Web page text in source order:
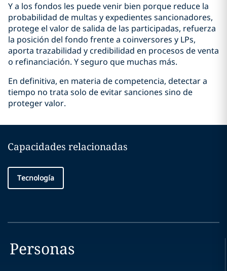
Y a los fondos les puede venir bien porque reduce la
probabilidad de multas y expedientes sancionadores,
protege el valor de salida de las participadas, refuerza
la posición del fondo frente a coinversores y LPs,
aporta trazabilidad y credibilidad en procesos de venta
o refinanciación. Y seguro que muchas más.
En definitiva, en materia de competencia, detectar a
tiempo no trata solo de evitar sanciones sino de
proteger valor.
Capacidades relacionadas
Tecnología
Personas